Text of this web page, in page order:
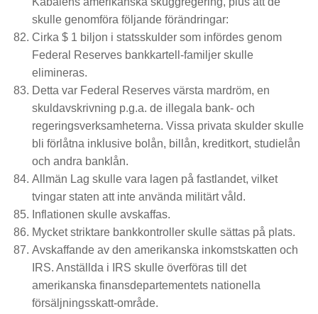
skulle genomföra följande förändringar:
Cirka $ 1 biljon i statsskulder som infördes genom
Federal Reserves bankkartell-familjer skulle
elimineras.
Detta var Federal Reserves värsta mardröm, en
skuldavskrivning p.g.a. de illegala bank- och
regeringsverksamheterna. Vissa privata skulder skulle
bli förlåtna inklusive bolån, billån, kreditkort, studielån
och andra banklån.
Allmän Lag skulle vara lagen på fastlandet, vilket
tvingar staten att inte använda militärt våld.
Inflationen skulle avskaffas.
Mycket striktare bankkontroller skulle sättas på plats.
Avskaffande av den amerikanska inkomstskatten och
IRS. Anställda i IRS skulle överföras till det
amerikanska finansdepartementets nationella
försäljningsskatt-område.